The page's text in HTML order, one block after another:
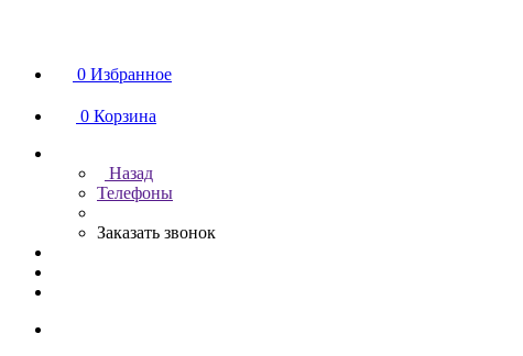
0 Избранное
0 Корзина
Назад
Телефоны
Заказать звонок